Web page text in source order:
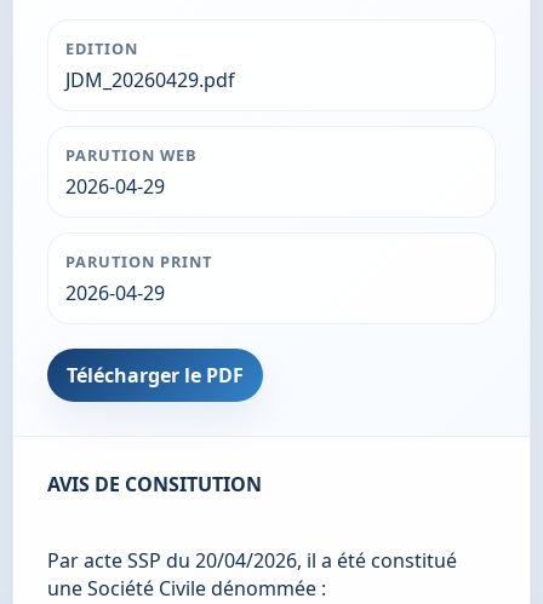
EDITION
JDM_20260429.pdf
PARUTION WEB
2026-04-29
PARUTION PRINT
2026-04-29
Télécharger le PDF
AVIS DE CONSITUTION
Par acte SSP du 20/04/2026, il a été constitué
une Société Civile dénommée :